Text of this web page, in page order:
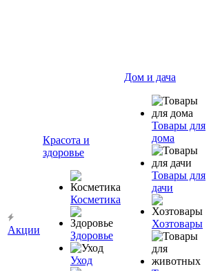
Акции
Красота и
здоровье
Косметика
Здоровье
Уход
Дом и дача
Товары для
дома
Товары для
дачи
Хозтовары